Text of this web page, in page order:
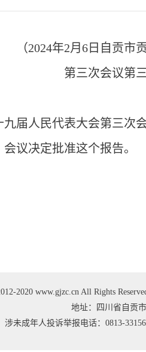
（2024年2月6日自贡
第三次会议第
九届人民代表大会第三次
议决定批准这个报告。
2020 www.gjzc.cn All Rights
地址：四川省自贡
涉未成年人投诉举报电话：0813-